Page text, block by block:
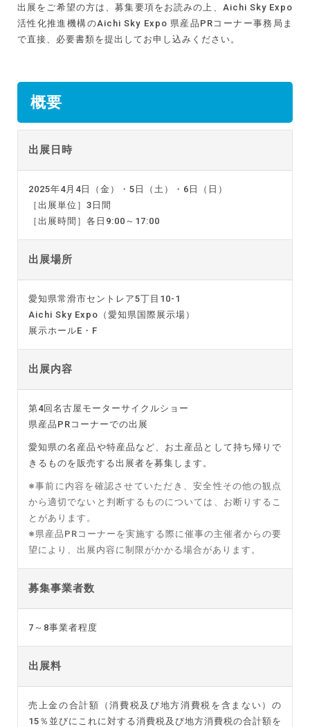
出展をご希望の方は、募集要項をお読みの上、Aichi Sky Expo
活性化推進機構のAichi Sky Expo 県産品PRコーナー事務局ま
で直接、必要書類を提出してお申し込みください。
概要
出展日時
2025年4月4日（金）・5日（土）・6日（日）
［出展単位］3日間
［出展時間］各日9:00～17:00
出展場所
愛知県常滑市セントレア5丁目10-1
Aichi Sky Expo（愛知県国際展示場）
展示ホールE・F
出展内容
第4回名古屋モーターサイクルショー
県産品PRコーナーでの出展
愛知県の名産品や特産品など、お土産品として持ち帰りで
きるものを販売する出展者を募集します。
※事前に内容を確認させていただき、安全性その他の観点
から適切でないと判断するものについては、お断りするこ
とがあります。
※県産品PRコーナーを実施する際に催事の主催者からの要
望により、出展内容に制限がかかる場合があります。
募集事業者数
7～8事業者程度
出展料
売上金の合計額（消費税及び地方消費税を含まない）の
15％並びにこれに対する消費税及び地方消費税の合計額を